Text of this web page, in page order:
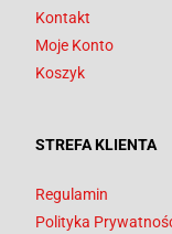
Kontakt
Moje Konto
Koszyk
STREFA KLIENTA
Regulamin
Polityka